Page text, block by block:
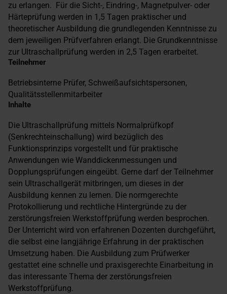
zu erlangen. Für die Sicht-, Eindring-, Magnetpulver- oder
Härteprüfung werden in 1,5 Tagen praktischer und
theoretischer Ausbildung die grundlegenden Kenntnisse zu
dem jeweiligen Prüfverfahren erlangt. Die Grundkenntnisse
zur Ultraschallprüfung werden in 2,5 Tagen erarbeitet.
Teilnehmer
Betriebsinterne Prüfer, Schweißaufsichtspersonen,
Qualitätsstellenmitarbeiter
Inhalte
Die Ultraschallprüfung mittels Normalprüfkopf
(Senkrechteinschallung) wird bezüglich des
Funktionsprinzips vorgestellt und für praktische
Anwendungen wie Wanddickenmessungen und
Dopplungsprüfungen eingeübt. Gerne darf der Teilnehmer
sein Ultraschallgerät mitbringen, um dieses in der
Ausbildung kennen zu lernen. Die normgerechte
Protokollierung und rechtliche Hintergründe zu der
zerstörungsfreien Werkstoffprüfung werden besprochen.
Der Unterricht wird von erfahrenen Dozenten durchgeführt,
die selbst eine langjährige Erfahrung in der praktischen
Umsetzung haben. Die Ausbildung zum Prüfwerker
gestattet eine schnelle und praxisgerechte Einarbeitung in
das interessante Thema der zerstörungsfreien
Werkstoffprüfung.